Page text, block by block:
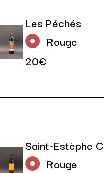
Les Péchés
Rouge
20€
Saint-Estèphe
Rouge